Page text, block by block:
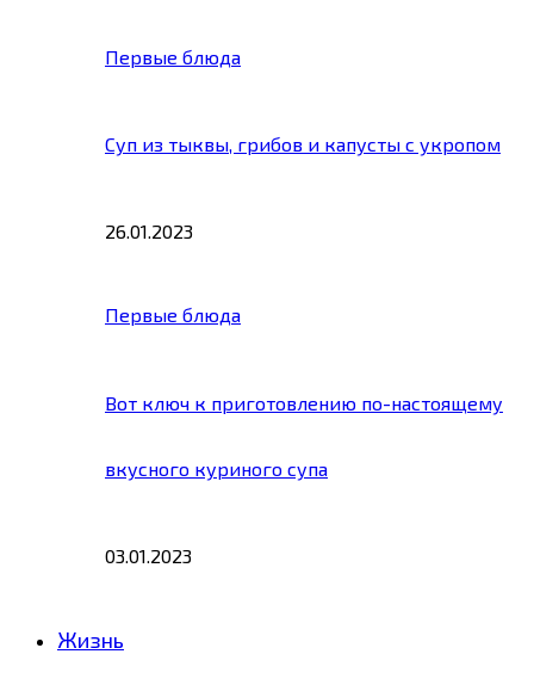
Первые блюда
Суп из тыквы, грибов и капусты с укропом
26.01.2023
Первые блюда
Вот ключ к приготовлению по-настоящему
вкусного куриного супа
03.01.2023
Жизнь